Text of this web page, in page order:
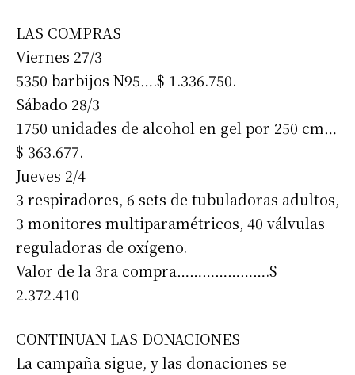
LAS COMPRAS
Viernes 27/3
5350 barbijos N95….$ 1.336.750.
Sábado 28/3
1750 unidades de alcohol en gel por 250 cm…
$ 363.677.
Jueves 2/4
3 respiradores, 6 sets de tubuladoras adultos,
3 monitores multiparamétricos, 40 válvulas
reguladoras de oxígeno.
Valor de la 3ra compra………………….$
2.372.410
CONTINUAN LAS DONACIONES
La campaña sigue, y las donaciones se